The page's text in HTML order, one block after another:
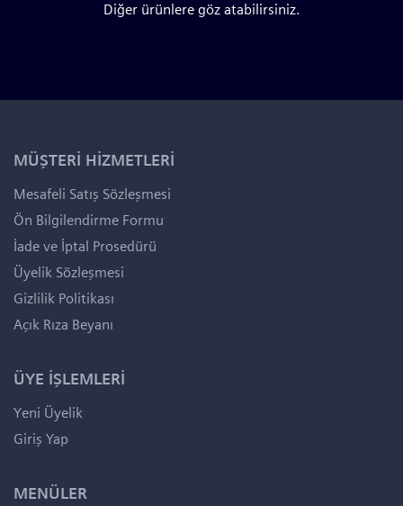
Diğer ürünlere göz atabilirsiniz.
MÜŞTERİ HİZMETLERİ
Mesafeli Satış Sözleşmesi
Ön Bilgilendirme Formu
İade ve İptal Prosedürü
Üyelik Sözleşmesi
Gizlilik Politikası
Açık Rıza Beyanı
ÜYE İŞLEMLERİ
Yeni Üyelik
Giriş Yap
MENÜLER